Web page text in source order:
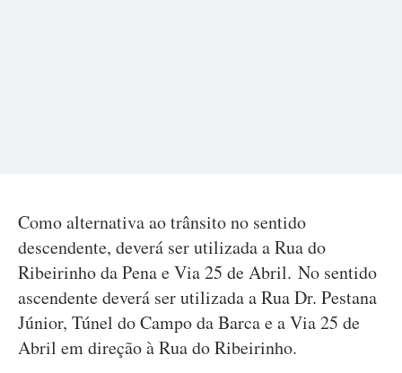
Como alternativa ao trânsito no sentido
descendente, deverá ser utilizada a Rua do
Ribeirinho da Pena e Via 25 de Abril. No sentido
ascendente deverá ser utilizada a Rua Dr. Pestana
Júnior, Túnel do Campo da Barca e a Via 25 de
Abril em direção à Rua do Ribeirinho.